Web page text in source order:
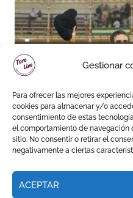
Gestionar
Para ofrecer las mejores
cookies para almacenar y/o
consentimiento de estas
el comportamiento de navegación
sitio. No consentir o retirar el
negativamente a ciertas
ACEPTAR
Daniel Crespo
sitio con una gran
orejas